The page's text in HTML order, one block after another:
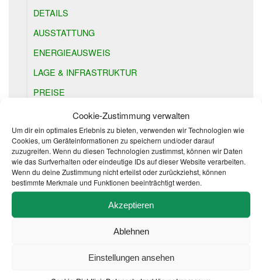
Cookie-Zustimmung verwalten
Um dir ein optimales Erlebnis zu bieten, verwenden wir Technologien wie
Cookies, um Geräteinformationen zu speichern und/oder darauf
zuzugreifen. Wenn du diesen Technologien zustimmst, können wir Daten
wie das Surfverhalten oder eindeutige IDs auf dieser Website verarbeiten.
Wenn du deine Zustimmung nicht erteilst oder zurückziehst, können
bestimmte Merkmale und Funktionen beeinträchtigt werden.
Akzeptieren
Ablehnen
Einstellungen ansehen
DETAILS
AUSSTATTUNG
ENERGIEAUSWEIS
LAGE & INFRASTRUKTUR
PREISE
DOWNLOADS & LINKS
DEIN KONTAKT BEI UNS
Bernd Gögge
00493838257036